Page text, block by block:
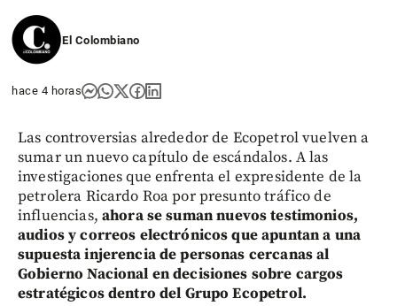
El Colombiano
hace 4 horas
Las controversias alrededor de Ecopetrol vuelven a
sumar un nuevo capítulo de escándalos. A las
investigaciones que enfrenta el expresidente de la
petrolera Ricardo Roa por presunto tráfico de
influencias, ahora se suman nuevos testimonios,
audios y correos electrónicos que apuntan a una
supuesta injerencia de personas cercanas al
Gobierno Nacional en decisiones sobre cargos
estratégicos dentro del Grupo Ecopetrol.